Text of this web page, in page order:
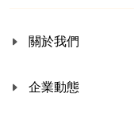
關於我們
企業動態